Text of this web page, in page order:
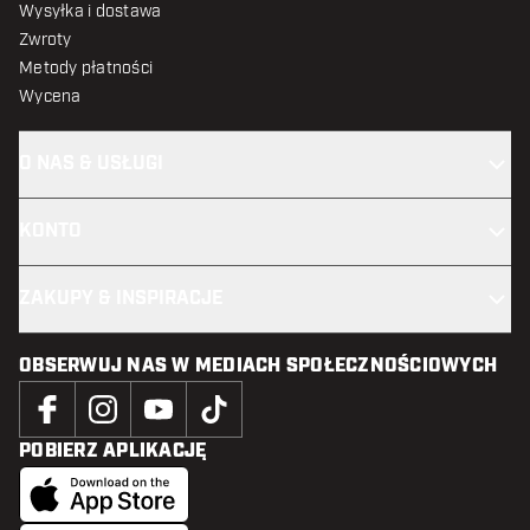
Wysyłka i dostawa
Zwroty
Metody płatności
Wycena
OBSERWUJ NAS W MEDIACH SPOŁECZNOŚCIOWYCH
POBIERZ APLIKACJĘ